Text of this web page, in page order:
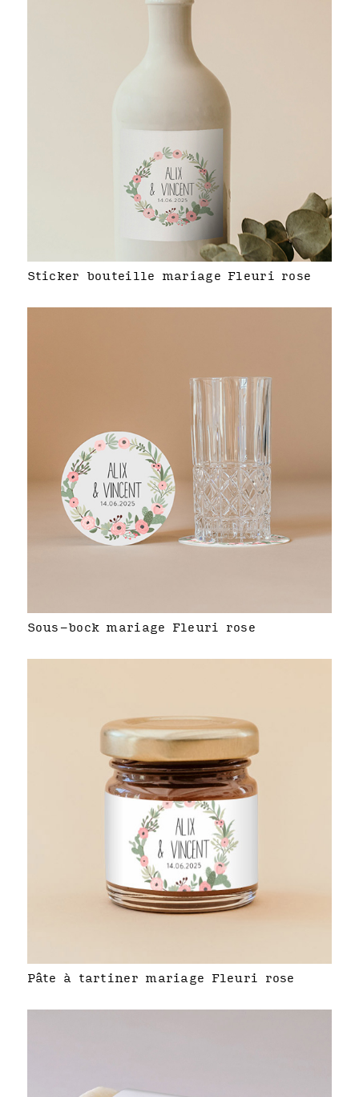
Sticker bouteille mariage Fleuri rose
Sous-bock mariage Fleuri rose
Pâte à tartiner mariage Fleuri rose